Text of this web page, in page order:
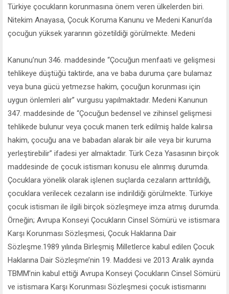
Türkiye çocukların korunmasına önem veren ülkelerden biri.
Nitekim Anayasa, Çocuk Koruma Kanunu ve Medeni Kanun’da
çocuğun yüksek yararının gözetildiği görülmekte. Medeni
Kanunu’nun 346. maddesinde “Çocuğun menfaati ve gelişmesi
tehlikeye düştüğü taktirde, ana ve baba duruma çare bulamaz
veya buna gücü yetmezse hakim, çocuğun korunması için
uygun önlemleri alır” vurgusu yapılmaktadır. Medeni Kanunun
347. maddesinde de “Çocuğun bedensel ve zihinsel gelişmesi
tehlikede bulunur veya çocuk manen terk edilmiş halde kalırsa
hakim, çocuğu ana ve babadan alarak bir aile veya bir kuruma
yerleştirebilir” ifadesi yer almaktadır. Türk Ceza Yasasının birçok
maddesinde de çocuk istismarı konusu ele alınmış durumda.
Çocuklara yönelik olarak işlenen suçlarda cezaların arttırıldığı,
çocuklara verilecek cezaların ise indirildiği görülmekte. Türkiye
çocuk istismarı ile ilgili birçok sözleşmeye imza atmış durumda.
Örneğin; Avrupa Konseyi Çocukların Cinsel Sömürü ve istismara
Karşı Korunması Sözleşmesi, Çocuk Haklarına Dair
Sözleşme.1989 yılında Birleşmiş Milletlerce kabul edilen Çocuk
Haklarına Dair Sözleşme’nin 19. Maddesi ve 2013 Aralık ayında
TBMM’nin kabul ettiği Avrupa Konseyi Çocukların Cinsel Sömürü
ve istismara Karşı Korunması Sözleşmesi çocuk istismarını